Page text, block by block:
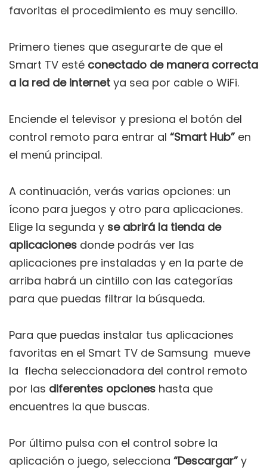
favoritas el procedimiento es muy sencillo.
Primero tienes que asegurarte de que el
Smart TV esté conectado de manera correcta
a la red de internet ya sea por cable o WiFi.
Enciende el televisor y presiona el botón del
control remoto para entrar al “Smart Hub”en
el menú principal.
A continuación, verás varias opciones: un
ícono para juegos y otro para aplicaciones.
Elige la segunda y se abrirá la tienda de
aplicaciones donde podrás ver las
aplicaciones pre instaladas y en la parte de
arriba habrá un cintillo con las categorías
para que puedas filtrar la búsqueda.
Para que puedas instalar tus aplicaciones
favoritas en el Smart TV de Samsung mueve
la flecha seleccionadora del control remoto
por las diferentes opciones hasta que
encuentres la que buscas.
Por último pulsa con el control sobre la
aplicación o juego, selecciona “Descargar”y